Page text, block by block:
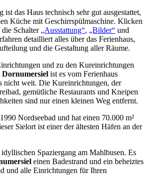
das Haus technisch sehr gut ausgestattet,
Küche mit Geschirrspülmaschine. Klicken
Schalter „Ausstattung“, „Bilder“ und
detailliert alles über das Ferienhaus,
und die Gestaltung aller Räume.
und zu den Kureinrichtungen
Dornumersiel ist es vom Ferienhaus
nicht weit. Die Kureinrichtungen, der
gemütliche Restaurants und Kneipen
sind nur einen kleinen Weg entfernt.
Nordseebad und hat einen 70.000 m²
Sielort ist einer der ältesten Häfen an der
Spaziergang am Mahlbusen. Es
einen Badestrand und ein beheiztes
und alle Einrichtungen für Ihren